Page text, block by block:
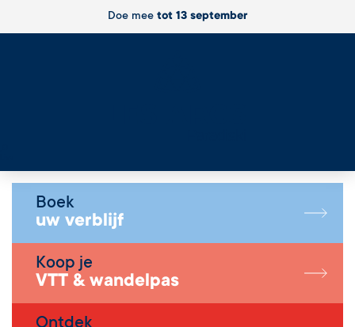
Doe mee tot 13 september
Boek
uw verblijf
Koop je
VTT & wandelpas